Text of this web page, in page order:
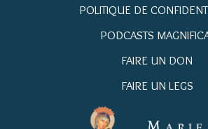
POLITIQUE DE
PODCASTS
FAIRE UN DON
FAIRE UN LEGS